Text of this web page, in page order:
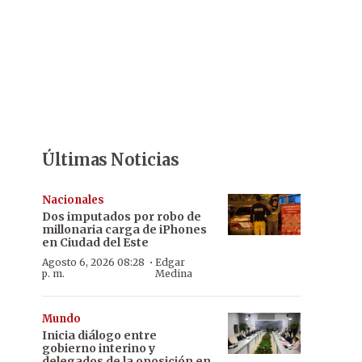
Últimas Noticias
Nacionales
Dos imputados por robo de
millonaria carga de iPhones
en Ciudad del Este
Agosto 6, 2026 08:28
p. m.
· Edgar
Medina
Mundo
Inicia diálogo entre
gobierno interino y